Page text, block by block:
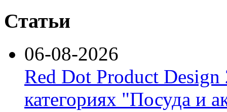
Статьи
06-08-2026
Red Dot Product Design
категориях "Посуда и